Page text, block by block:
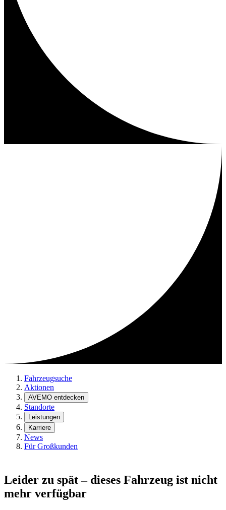
Fahrzeugsuche
Aktionen
AVEMO entdecken
Standorte
Leistungen
Karriere
News
Für Großkunden
Leider zu spät – dieses Fahrzeug ist nicht
mehr verfügbar